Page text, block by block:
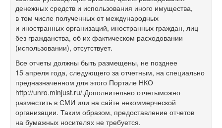
денежных средств и использования иного имущества,
в том числе полученных от международных
и иностранных организаций, иностранных граждан, лиц
без гражданства, об их фактическом расходовании
(использовании), отсутствует.
Все отчеты должны быть размещены, не позднее
15 апреля года, следующего за отчетным, на специально
предназначенном для этого Портале НКО
http://unro.minjust.ru/.Дополнительно отчетыможно
разместить в СМИ или на сайте некоммерческой
организации. Таким образом, предоставление отчетов
на бумажных носителях не требуется.